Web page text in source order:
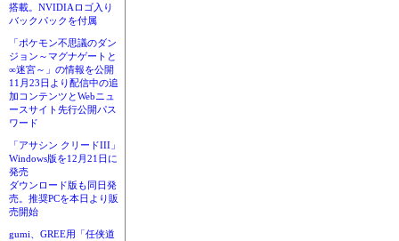
搭載。NVIDIAロゴ入り
バックパックを付属
「ポケモン不思議のダン
ジョン～マグナゲートと
∞迷宮～」の情報を公開
11月23日より配信中の追
加コンテンツとWebニュ
ースサイト先行公開パス
ワード
「アサシン クリードIII」
Windows版を12月21日に
発売
ダウンロード版も同日発
売。推奨PCを本日より販
売開始
gumi、GREE用「任侠道